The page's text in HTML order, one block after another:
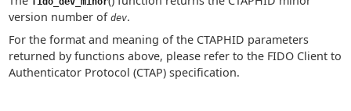
version number of dev.
For the format and meaning of the CTAPHID parameters
returned by functions above, please refer to the FIDO Client to
Authenticator Protocol (CTAP) specification.